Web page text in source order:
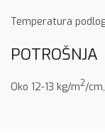
Temperatura
POTROŠNJA
Oko 12-13 kg/m2/